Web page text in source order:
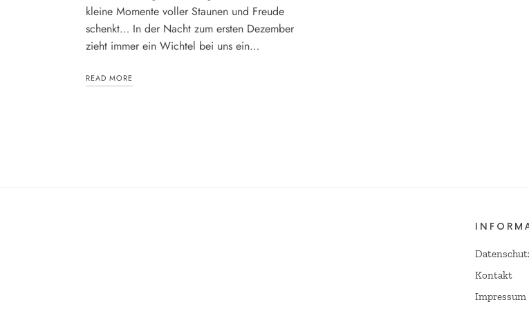
kleine Momente voller Staunen und Freude
schenkt… In der Nacht zum ersten Dezember
zieht immer ein Wichtel bei uns ein…
READ MORE
Kontakt
Impressum